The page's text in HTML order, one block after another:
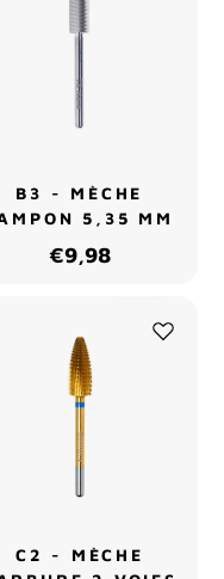
B3 - MÈCHE
5,35 MM
€9,98
C2 - MÈCHE